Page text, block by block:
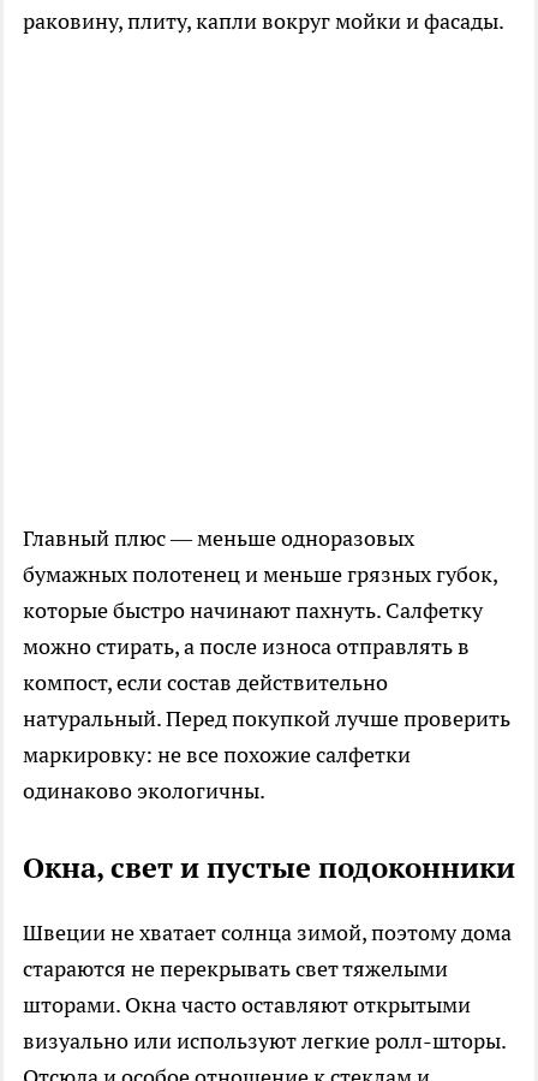
раковину, плиту, капли вокруг мойки и фасады.
Главный плюс — меньше одноразовых
бумажных полотенец и меньше грязных губок,
которые быстро начинают пахнуть. Салфетку
можно стирать, а после износа отправлять в
компост, если состав действительно
натуральный. Перед покупкой лучше проверить
маркировку: не все похожие салфетки
одинаково экологичны.
Окна, свет и пустые подоконники
Швеции не хватает солнца зимой, поэтому дома
стараются не перекрывать свет тяжелыми
шторами. Окна часто оставляют открытыми
визуально или используют легкие ролл-шторы.